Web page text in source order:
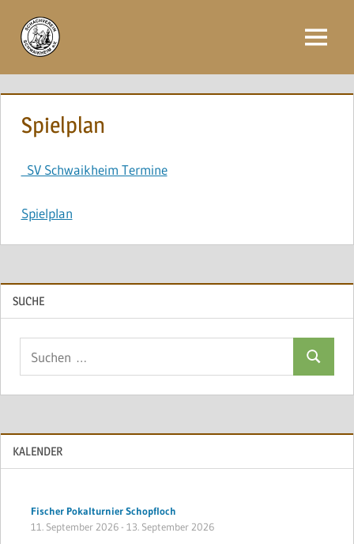
Inhalt
springen
Menü
Spielplan
SV Schwaikheim Termine
Spielplan
SUCHE
Suchen
KALENDER
Fischer Pokalturnier Schopfloch
11. September 2026- 13. September 2026